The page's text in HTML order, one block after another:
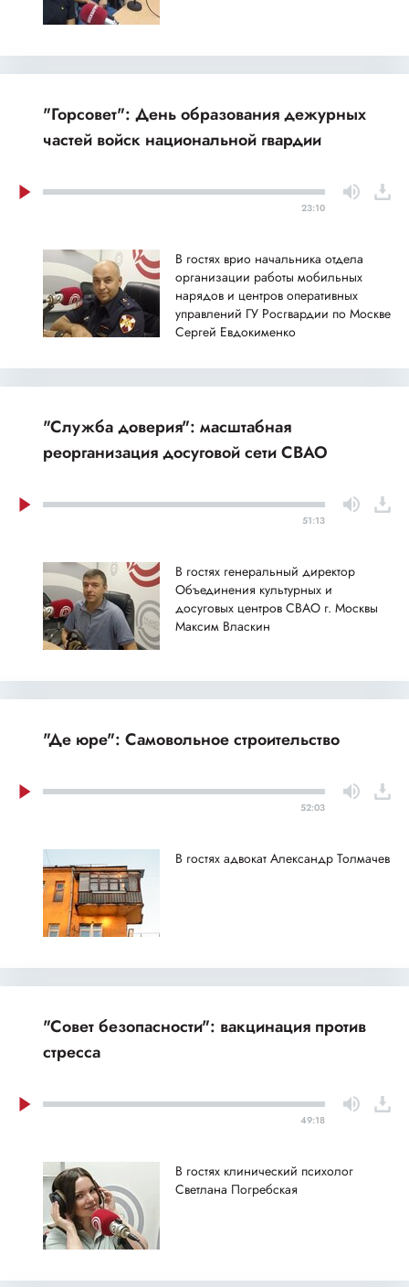
"Горсовет": День образования дежурных
частей войск национальной гвардии
23:10
В гостях врио начальника отдела
организации работы мобильных
нарядов и центров оперативных
управлений ГУ Росгвардии по Москве
Сергей Евдокименко
"Служба доверия": масштабная
реорганизация досуговой сети СВАО
51:13
В гостях генеральный директор
Объединения культурных и
досуговых центров СВАО г. Москвы
Максим Власкин
"Де юре": Самовольное строительство
52:03
В гостях адвокат Александр Толмачев
"Совет безопасности": вакцинация против
стресса
49:18
В гостях клинический психолог
Светлана Погребская